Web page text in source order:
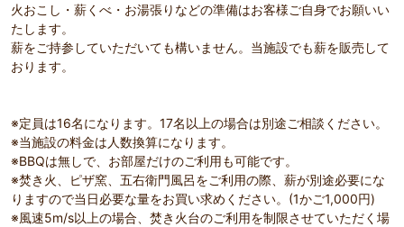
火おこし・薪くべ・お湯張りなどの準備はお客様ご自身でお願いい
たします。
薪をご持参していただいても構いません。当施設でも薪を販売して
おります。
※定員は16名になります。17名以上の場合は別途ご相談ください。
※当施設の料金は人数換算になります。
※BBQは無しで、お部屋だけのご利用も可能です。
※焚き火、ピザ窯、五右衛門風呂をご利用の際、薪が別途必要にな
りますので当日必要な量をお買い求めください。(1かご1,000円)
※風速5m/s以上の場合、焚き火台のご利用を制限させていただく場